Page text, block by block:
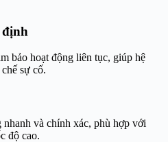
định
bảo hoạt động liên tục, giúp hệ
sự cố.
và chính xác, phù hợp với
độ cao.